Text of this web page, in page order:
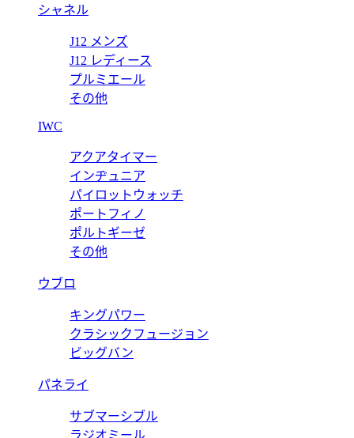
シャネル
J12 メンズ
J12 レディース
プルミエール
その他
IWC
アクアタイマー
インヂュニア
パイロットウォッチ
ポートフィノ
ポルトギーゼ
その他
ウブロ
キングパワー
クラシックフュージョン
ビッグバン
パネライ
サブマーシブル
ラジオミール